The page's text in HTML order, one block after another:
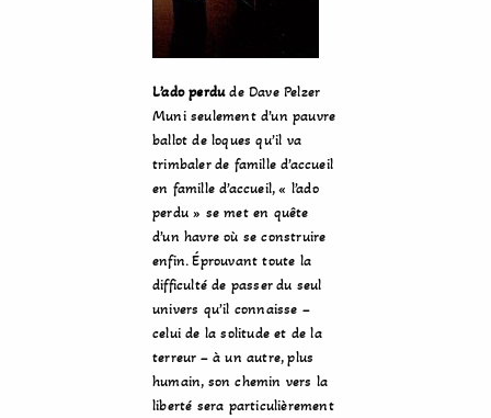
L’ado perdude Dave Pelzer
Muni seulement d’un pauvre
ballot de loques qu’il va
trimbaler de famille d’accueil
en famille d’accueil, « l’ado
perdu » se met en quête
d’un havre où se construire
enfin. Éprouvant toute la
difficulté de passer du seul
univers qu’il connaisse –
celui de la solitude et de la
terreur – à un autre, plus
humain, son chemin vers la
liberté sera particulièrement